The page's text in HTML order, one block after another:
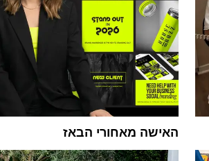
האישה מאחורי הבאז